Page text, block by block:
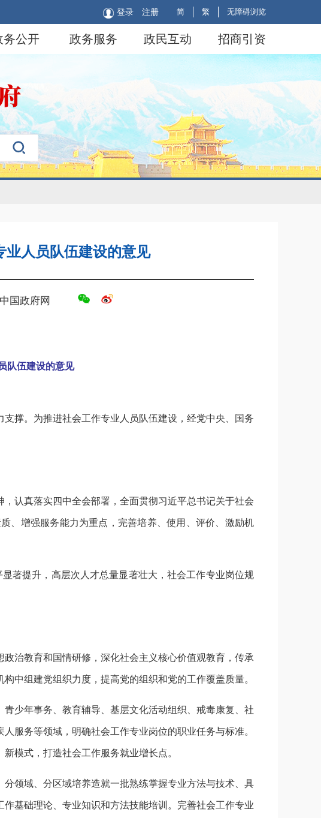
简 繁 无障碍浏览
登录 注册
务公开 政务服务 政民互动 招商引资
业人员队伍建设的意见
国政府网
队伍建设的意见
撑。为推进社会工作专业人员队伍建设，经党中央、国务
认真落实四中全会部署，全面贯彻习近平总书记关于社会
、增强服务能力为重点，完善培养、使用、评价、激励机
著提升，高层次人才总量显著壮大，社会工作专业岗位规
治教育和国情研修，深化社会主义核心价值观教育，传承
中组建党组织力度，提高党的组织和党的工作覆盖质量。
少年事务、教育辅导、基层文化活动组织、戒毒康复、社
服务等领域，明确社会工作专业岗位的职业任务与标准。
模式，打造社会工作服务就业增长点。
领域、分区域培养造就一批熟练掌握专业方法与技术、具
基础理论、专业知识和方法技能培训。完善社会工作专业